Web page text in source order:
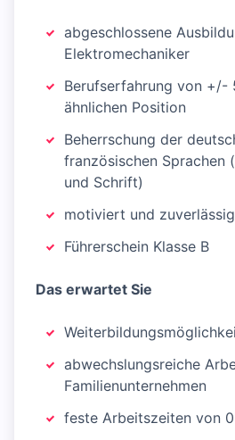
abgeschlossene
Elektromechaniker
Berufserfahrung von +/-
ähnlichen Position
Beherrschung der
französischen Sprachen
und Schrift)
motiviert und zuverlässig
Führerschein Klasse B
Das erwartet Sie
abwechslungsreiche
Familienunternehmen
feste Arbeitszeiten von